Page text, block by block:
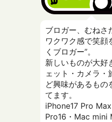
ブロガー、むねさ
ワクワク感で笑顔
くブロガー”。
新しいものが大好
ェット・カメラ・
ど興味があるもの
てます。
iPhone17 Pro
Pro16・Mac mini